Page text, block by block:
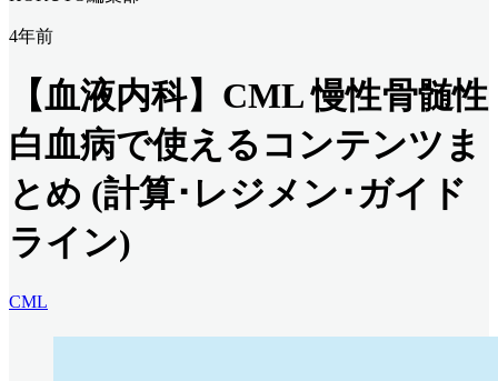
4年前
【血液内科】CML 慢性骨髄性
白血病で使えるコンテンツま
とめ (計算･レジメン･ガイド
ライン)
CML